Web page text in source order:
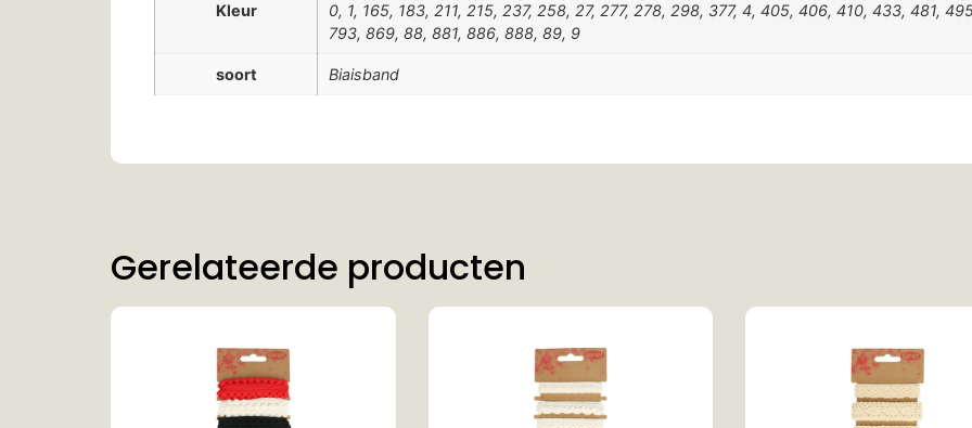
Kleur
0, 1, 165, 183, 211, 215, 237, 258, 27, 277, 278, 298, 377, 4, 405, 406, 410, 433, 481,
793, 869, 88, 881, 886, 888, 89, 9
soort Biaisband
Gerelateerde producten